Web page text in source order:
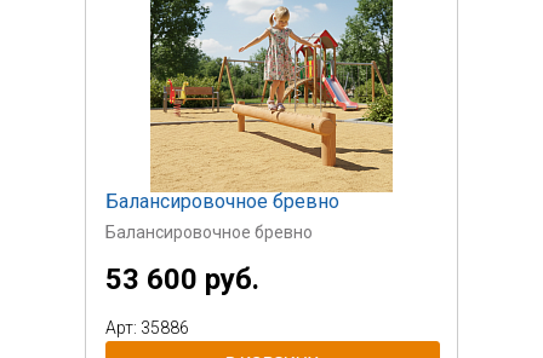
Балансировочное бревно
Балансировочное бревно
53 600 руб.
Арт: 35886